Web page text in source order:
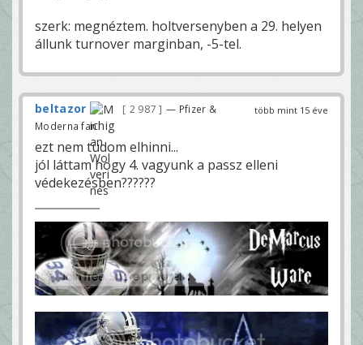
szerk: megnéztem. holtversenyben a 29. helyen
állunk turnover marginban, -5-tel.
több mint 15 éve
beltazor 2 987
— Pfizer &
Moderna fan
ezt nem tudom elhinni...
jól láttam hogy 4. vagyunk a passz elleni
védekezésben??????